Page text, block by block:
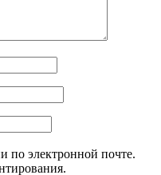
по электронной почте.